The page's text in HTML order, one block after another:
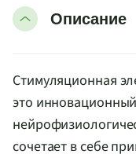
Описание
Стимуляционная
это
сочетает в себе